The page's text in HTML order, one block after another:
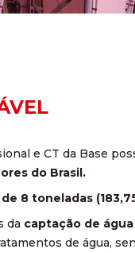
e CT da Base
do Brasil.
8 toneladas
da captação de
de água,